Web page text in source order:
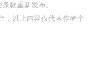
款重新发布。
，以上内容仅代表作者个